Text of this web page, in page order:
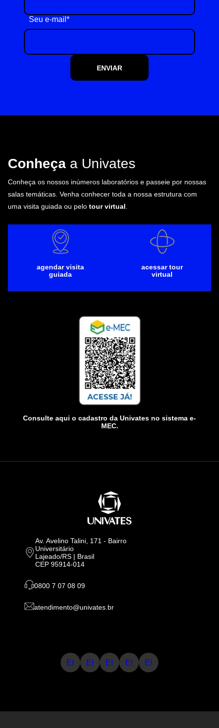
Seu e-mail*
ENVIAR
Conheça a Univates
Conheça os nossos inúmeros laboratórios e passeie por nossas
salas temáticas. Venha conhecer toda a nossa estrutura com
uma visita guiada ou pelo tour virtual
agendar visita
guiada
acessar tour
virtual
Consulte aqui o cadastro da Univates no sistema e-
MEC.
Av. Avelino Talini, 171 - Bairro
Universitário
Lajeado/RS | Brasil
CEP 95914-014
0800 7 07 08 09
atendimento@univates.br
E! E! E! E! E!